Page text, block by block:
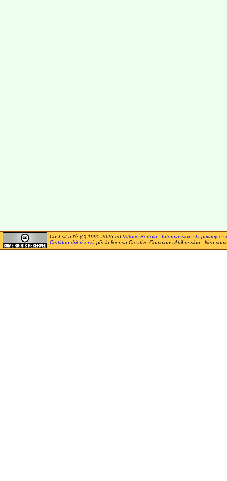
Cost sit a l'è (C) 1995-2026 ëd Vittorio Bertola - Informassion sla privacy e
Certidun drit riservà për la licensa Creative Commons Atribussion - Nen